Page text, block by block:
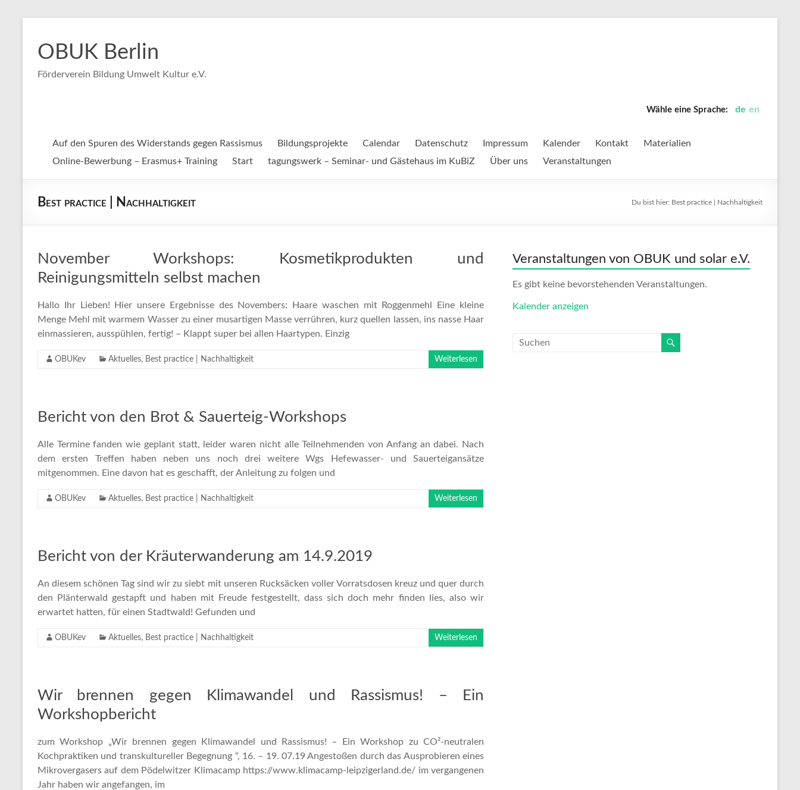
springen
OBUK Berlin
Förderverein Bildung Umwelt Kultur e.V.
Wähle eine Sprache: de en
Auf den Spuren des Widerstands gegen Rassismus Bildungsprojekte Calendar Datenschutz Impressum Kalender Kontakt
Materialien
Online-Bewerbung – Erasmus+ Training
Start tagungswerk – Seminar- und Gästehaus im KuBiZ Über uns Veranstaltungen
Best practice | Nachhaltigkeit Du bist hier: Best practice | Nachhaltigkeit
November Workshops: Kosmetikprodukten und
Reinigungsmitteln selbst machen
Hallo Ihr Lieben! Hier unsere Ergebnisse des Novembers: Haare waschen mit Roggenmehl Eine kleine
Menge Mehl mit warmem Wasser zu einer musartigen Masse verrühren, kurz quellen lassen, ins nasse Haar
einmassieren, ausspühlen, fertig! – Klappt super bei allen Haartypen. Einzig
OBUKev Aktuelles, Best practice | Nachhaltigkeit Weiterlesen
Bericht von den Brot & Sauerteig-Workshops
Alle Termine fanden wie geplant statt, leider waren nicht alle Teilnehmenden von Anfang an dabei. Nach
dem ersten Treffen haben neben uns noch drei weitere Wgs Hefewasser- und Sauerteigansätze
mitgenommen. Eine davon hat es geschafft, der Anleitung zu folgen und
OBUKev Aktuelles, Best practice | Nachhaltigkeit Weiterlesen
Bericht von der Kräuterwanderung am 14.9.2019
An diesem schönen Tag sind wir zu siebt mit unseren Rucksäcken voller Vorratsdosen kreuz und quer durch
den Plänterwald gestapft und haben mit Freude festgestellt, dass sich doch mehr finden lies, also wir
erwartet hatten, für einen Stadtwald! Gefunden und
OBUKev Aktuelles, Best practice | Nachhaltigkeit Weiterlesen
Wir brennen gegen Klimawandel und Rassismus! – Ein
Workshopbericht
zum Workshop „Wir brennen gegen Klimawandel und Rassismus! – Ein Workshop zu CO²-neutralen
Kochpraktiken und transkultureller Begegnung “, 16. – 19. 07.19 Angestoßen durch das Ausprobieren eines
Mikrovergasers auf dem Pödelwitzer Klimacamp https://www.klimacamp-leipzigerland.de/ im vergangenen
Jahr haben wir angefangen, im
Veranstaltungen von OBUK und solar e.V.
Es gibt keine bevorstehenden Veranstaltungen.
Kalender anzeigen